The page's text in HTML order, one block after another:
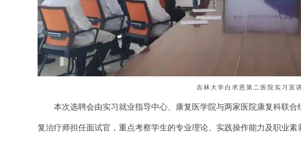
吉林大学白求恩第二医院实习宣
本次选聘会由实习就业指导中心、康复医学院与两家医院康复科联
复治疗师担任面试官，重点考察学生的专业理论、实践操作能力及职业